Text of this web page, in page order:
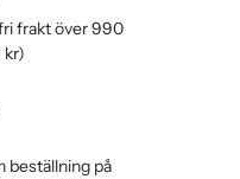
frakt över 990
kr)
beställning på